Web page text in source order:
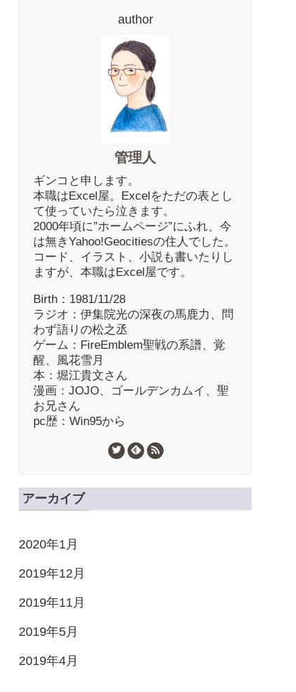
author
管理人
ギンコと申します。
本職はExcel屋。Excelをただの表とし
て使っていたら泣きます。
2000年頃に”ホームページ”にふれ、今
は無きYahoo!Geocitiesの住人でした。
コード、イラスト、小説も書いたりし
ますが、本職はExcel屋です。
Birth：1981/11/28
ラジオ：伊集院光の深夜の馬鹿力、問
わず語りの松之丞
ゲーム：FireEmblem聖戦の系譜、覚
醒、風花雪月
本：堀江貴文さん
漫画：JOJO、ゴールデンカムイ、聖
お兄さん
pc歴：Win95から
アーカイブ
2020年1月
2019年12月
2019年11月
2019年5月
2019年4月